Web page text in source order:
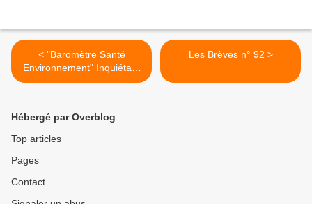
< "Baromètre Santé
Environnement" Inquiétant
?
Les Brèves n° 92 >
Hébergé par Overblog
Top articles
Pages
Contact